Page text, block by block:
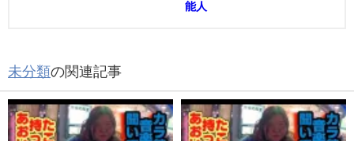
能人
未分類の関連記事